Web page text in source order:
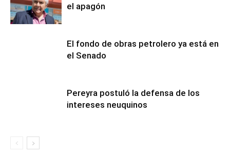
el apagón
El fondo de obras petrolero ya está en
el Senado
Pereyra postuló la defensa de los
intereses neuquinos